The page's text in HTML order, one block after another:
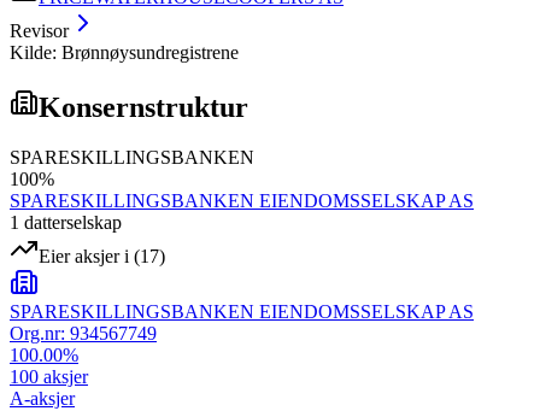
Revisor
Kilde: Brønnøysundregistrene
Konsernstruktur
SPARESKILLINGSBANKEN
100%
SPARESKILLINGSBANKEN EIENDOMSSELSKAP AS
1 datterselskap
Eier aksjer i (17)
SPARESKILLINGSBANKEN EIENDOMSSELSKAP AS
Org.nr: 934567749
100.00%
100 aksjer
A-aksjer